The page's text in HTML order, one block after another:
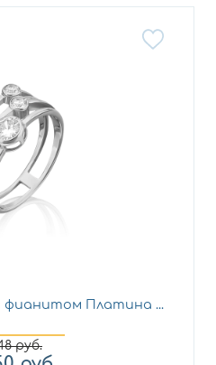
фианитом Платина ...
руб.